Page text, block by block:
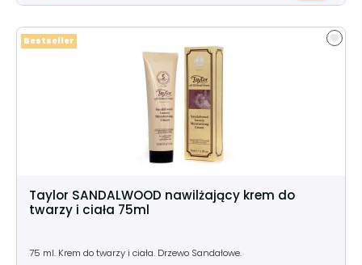
Taylor SANDALWOOD nawilżający krem do
twarzy i ciała 75ml
75 ml. Krem do twarzy i ciała. Drzewo Sandałowe.
Bestseller